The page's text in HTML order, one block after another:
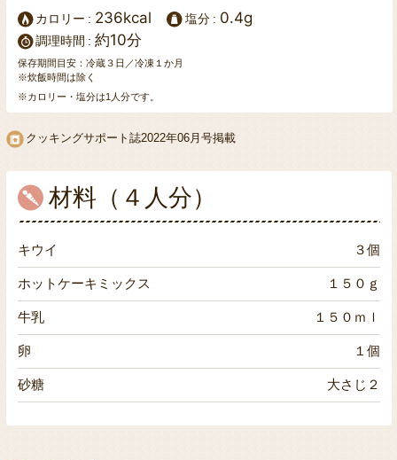
カロリー 236kcal 塩分 0.4g
調理時間 約10分
保存期間目安：冷蔵３日／冷凍１か月
※炊飯時間は除く
※カロリー・塩分は1人分です。
クッキングサポート誌2022年06月号掲載
材料（４人分）
キウイ ３個
ホットケーキミックス １５０ｇ
牛乳 １５０ｍｌ
卵 １個
砂糖 大さじ２